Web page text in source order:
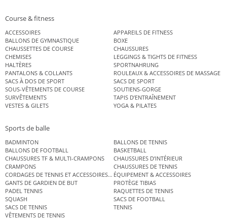
Course & fitness
ACCESSOIRES
APPAREILS DE FITNESS
BALLONS DE GYMNASTIQUE
BOXE
CHAUSSETTES DE COURSE
CHAUSSURES
CHEMISES
LEGGINGS & TIGHTS DE FITNESS
HALTÈRES
SPORTNAHRUNG
PANTALONS & COLLANTS
ROULEAUX & ACCESSOIRES DE MASSAGE
SACS À DOS DE SPORT
SACS DE SPORT
SOUS-VÊTEMENTS DE COURSE
SOUTIENS-GORGE
SURVÊTEMENTS
TAPIS D’ENTRAÎNEMENT
VESTES & GILETS
YOGA & PILATES
Sports de balle
BADMINTON
BALLONS DE TENNIS
BALLONS DE FOOTBALL
BASKETBALL
CHAUSSURES TF & MULTI-CRAMPONS
CHAUSSURES D’INTÉRIEUR
CRAMPONS
CHAUSSURES DE TENNIS
CORDAGES DE TENNIS ET ACCESSOIRES DE TENNISÉQUIPEMENT & ACCESSOIRES
GANTS DE GARDIEN DE BUT
PROTÈGE TIBIAS
PADEL TENNIS
RAQUETTES DE TENNIS
SQUASH
SACS DE FOOTBALL
SACS DE TENNIS
TENNIS
VÊTEMENTS DE TENNIS